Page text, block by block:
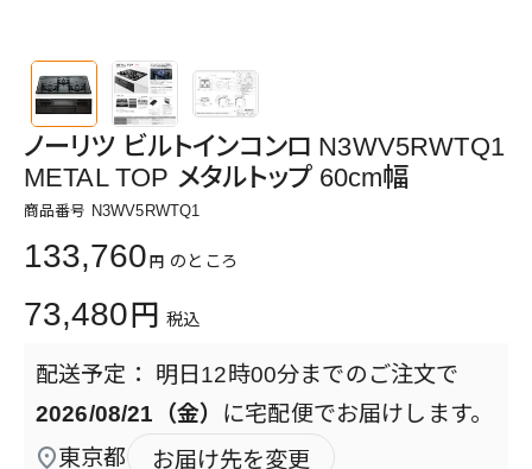
ノーリツ ビルトインコンロ N3WV5RWTQ1
METAL TOP メタルトップ 60cm幅
商品番号 N3WV5RWTQ1
133,760 のところ
73,480 税込
明日 12時00分までのご注文で
2026/08/21（金） に宅配便でお届けします。
東京都
お届け先を変更